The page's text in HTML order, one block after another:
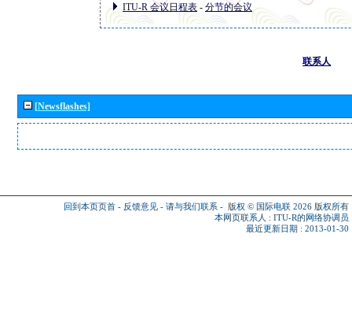
ITU-R 会议日程表 - 分节的会议
联系人
[Newsflashes]
回到本页页首 - 反馈意见 - 请与我们联系 - 版权 © 国际电联 2026 版权所有
本网页联系人 : ITU-R的网络协调员
最近更新日期 : 2013-01-30